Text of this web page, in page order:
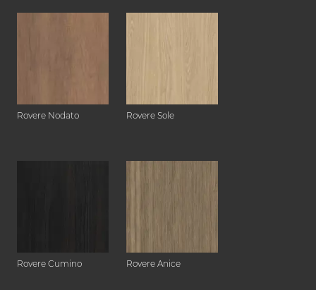
Rovere Nodato Rovere Sole
Rovere Cumino Rovere Anice